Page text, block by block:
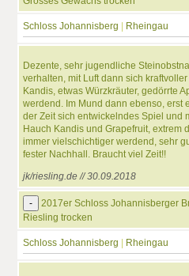
Schloss Johannisberg Rheingau
Dezente, sehr jugendliche
verhalten, mit Luft dann sich
Kandis, etwas Würzkräuter, gedörrte
werdend. Im Mund dann ebenso, erst
der Zeit sich entwickelndes Spiel und
Hauch Kandis und Grapefruit, extrem
immer vielschichtiger werdend, sehr
fester Nachhall. Braucht viel Zeit!!
jk/riesling.de // 30.09.2018
-
2017er Schloss Johannisberger
Riesling trocken
Schloss Johannisberg Rheingau